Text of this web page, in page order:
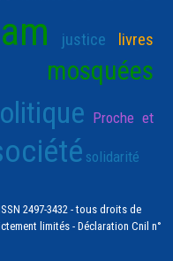
justice livres
mosquées
Proche et
solidarité
2497-3432 - tous droits de
limités - Déclaration Cnil n°